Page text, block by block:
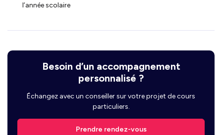
l’année scolaire
Besoin d’un accompagnement
personnalisé ?
Échangez avec un conseiller sur votre projet de cours
particuliers.
Prendre rendez-vous